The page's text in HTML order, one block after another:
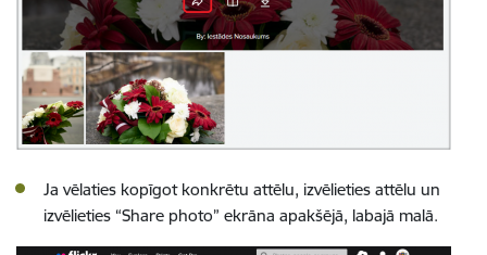
Ja vēlaties kopīgot konkrētu attēlu, izvēlieties attēlu un
izvēlieties “Share photo” ekrāna apakšējā, labajā malā.